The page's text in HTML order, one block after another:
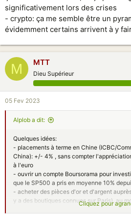
significativement lors des crises
- crypto: ça me semble être un
évidemment certains arrivent à y
M MTT
Dieu Supérieur
05 Fev 2023
Alplob a dit:
Quelques idées:
- placements à terme en Chine (ICBC/
China): +/- 4% , sans compter
à l'euro
- ouvrir un compte Boursorama pour
que le SP500 a pris en moyenne 10%
- acheter des pièces d'or et d'argent
y a des boutiques connues sur Paris), au
et ça peut augmenter significativement lors
Cliquez pour